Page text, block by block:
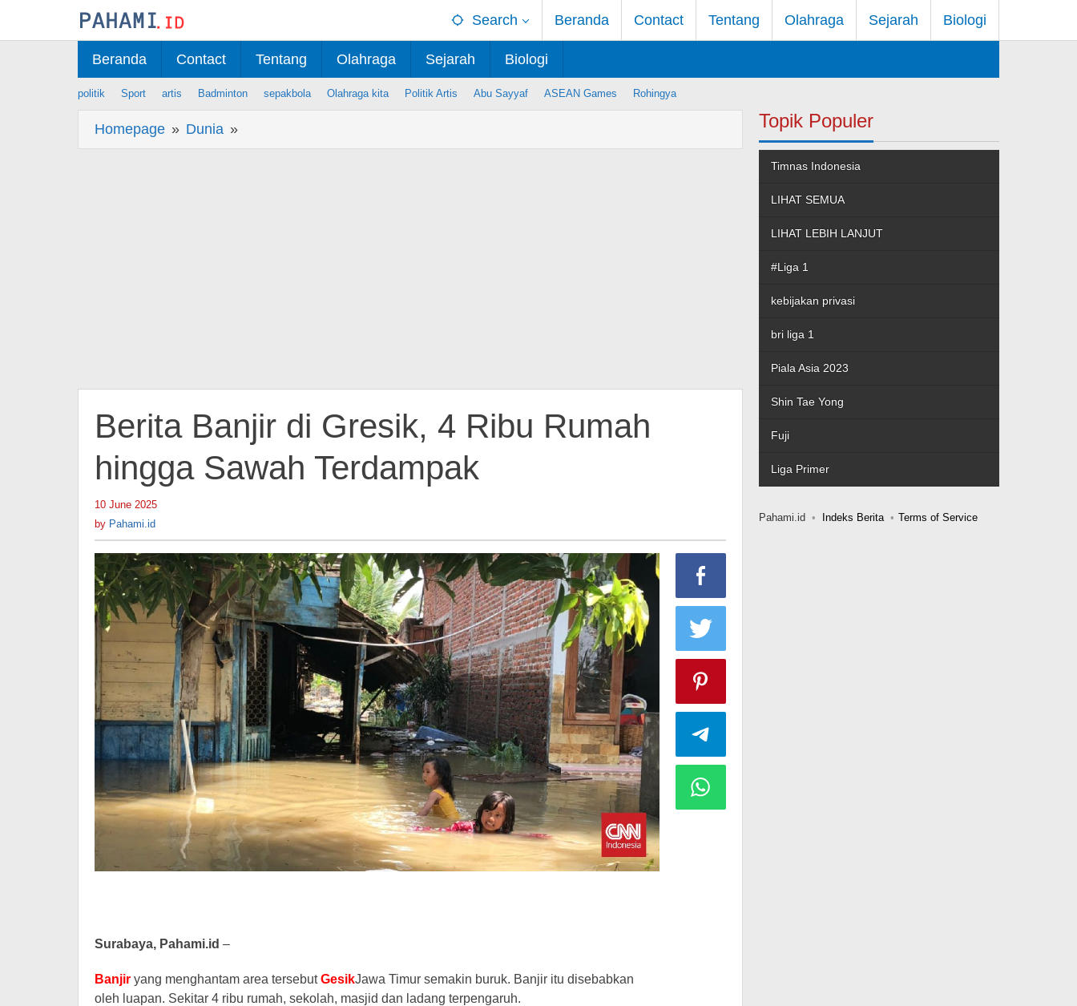
Search Beranda Contact Tentang Olahraga Sejarah Biologi
Beranda Contact Tentang Olahraga Sejarah Biologi
politik Sport artis Badminton sepakbola Olahraga kita Politik Artis Abu Sayyaf ASEAN Games Rohingya
Homepage » Dunia »
Banjir
Berita Banjir di Gresik, 4 Ribu Rumah
hingga Sawah Terdampak
10 June 2025
by Pahami.id
Surabaya, Pahami.id –
Banjir yang menghantam area tersebut GesikJawa Timur semakin buruk. Banjir itu disebabkan
oleh luapan. Sekitar 4 ribu rumah, sekolah, masjid dan ladang terpengaruh.
Topik Populer
Timnas Indonesia
LIHAT SEMUA
LIHAT LEBIH LANJUT
#Liga 1
kebijakan privasi
bri liga 1
Piala Asia 2023
Shin Tae Yong
Fuji
Liga Primer
Pahami.id Indeks Berita Terms of Service